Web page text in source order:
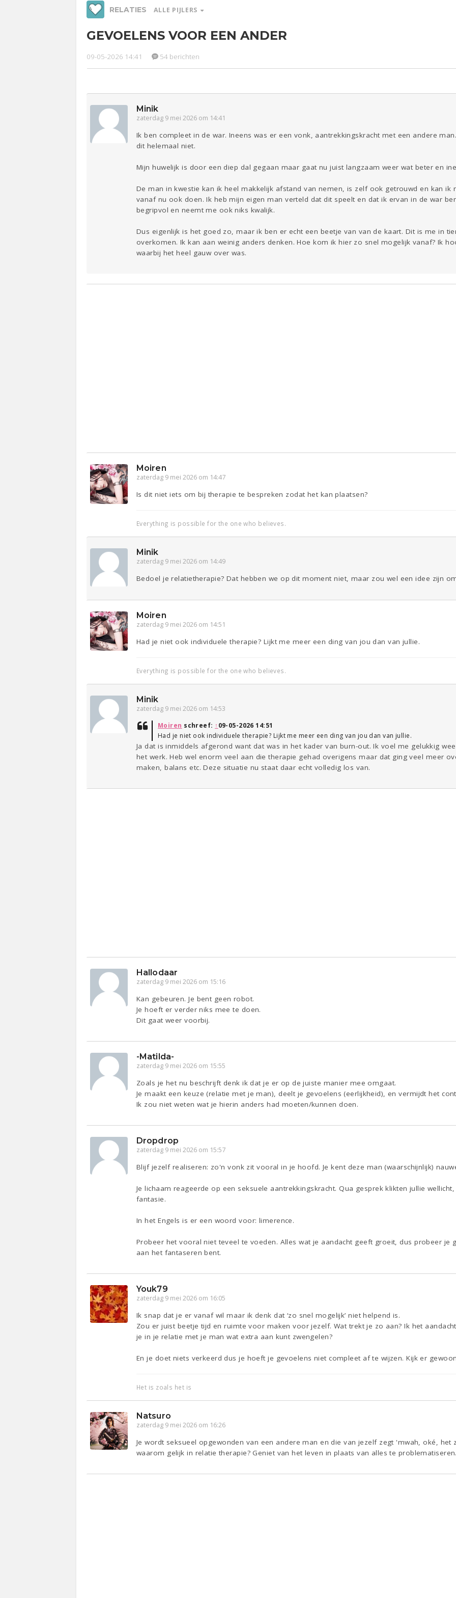
RELATIES ALLE PIJLERS
Beauty
Sport
GEVOELENS VOOR EEN ANDER
09-05-2026 14:41 54 berichten
Minik
zaterdag 9 mei 2026 om 14:41
Ik ben compleet in de war. Ineens was er een vonk, aantrekkingskracht met een andere
dit helemaal niet.
Mijn huwelijk is door een diep dal gegaan maar gaat nu juist langzaam weer wat beter en
De man in kwestie kan ik heel makkelijk afstand van nemen, is zelf ook getrouwd en kan ik
vanaf nu ook doen. Ik heb mijn eigen man verteld dat dit speelt en dat ik ervan in de war
begripvol en neemt me ook niks kwalijk.
Dus eigenlijk is het goed zo, maar ik ben er echt een beetje van van de kaart. Dit is me in
overkomen. Ik kan aan weinig anders denken. Hoe kom ik hier zo snel mogelijk vanaf? Ik
waarbij het heel gauw over was.
Moiren
zaterdag 9 mei 2026 om 14:47
Is dit niet iets om bij therapie te bespreken zodat het kan plaatsen?
Everything is possible for the one who believes.
Minik
zaterdag 9 mei 2026 om 14:49
Bedoel je relatietherapie? Dat hebben we op dit moment niet, maar zou wel een idee zijn
Moiren
zaterdag 9 mei 2026 om 14:51
Had je niet ook individuele therapie? Lijkt me meer een ding van jou dan van jullie.
Everything is possible for the one who believes.
Minik
zaterdag 9 mei 2026 om 14:53
Moiren schreef: ↑09-05-2026 14:51
Had je niet ook individuele therapie? Lijkt me meer een ding van jou dan van jullie.
Ja dat is inmiddels afgerond want dat was in het kader van burn-out. Ik voel me gelukkig
het werk. Heb wel enorm veel aan die therapie gehad overigens maar dat ging veel meer
maken, balans etc. Deze situatie nu staat daar echt volledig los van.
Hallodaar
zaterdag 9 mei 2026 om 15:16
Kan gebeuren. Je bent geen robot.
Je hoeft er verder niks mee te doen.
Dit gaat weer voorbij.
-Matilda-
zaterdag 9 mei 2026 om 15:55
Zoals je het nu beschrijft denk ik dat je er op de juiste manier mee omgaat.
Je maakt een keuze (relatie met je man), deelt je gevoelens (eerlijkheid), en vermijdt het
Ik zou niet weten wat je hierin anders had moeten/kunnen doen.
Dropdrop
zaterdag 9 mei 2026 om 15:57
Blijf jezelf realiseren: zo'n vonk zit vooral in je hoofd. Je kent deze man (waarschijnlijk)
Je lichaam reageerde op een seksuele aantrekkingskracht. Qua gesprek klikten jullie
fantasie.
In het Engels is er een woord voor: limerence.
Probeer het vooral niet teveel te voeden. Alles wat je aandacht geeft groeit, dus probeer je
aan het fantaseren bent.
Youk79
zaterdag 9 mei 2026 om 16:05
Ik snap dat je er vanaf wil maar ik denk dat ‘zo snel mogelijk’ niet helpend is.
Zou er juist beetje tijd en ruimte voor maken voor jezelf. Wat trekt je zo aan? Ik het
je in je relatie met je man wat extra aan kunt zwengelen?
En je doet niets verkeerd dus je hoeft je gevoelens niet compleet af te wijzen. Kijk er
Het is zoals het is
Natsuro
zaterdag 9 mei 2026 om 16:26
Je wordt seksueel opgewonden van een andere man en die van jezelf zegt 'mwah, oké, het
waarom gelijk in relatie therapie? Geniet van het leven in plaats van alles te